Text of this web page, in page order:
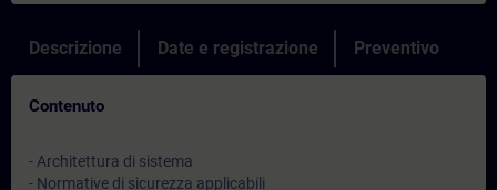
Descrizione Date e registrazione Preventivo
Contenuto
- Architettura di sistema
- Normative di sicurezza applicabili